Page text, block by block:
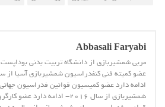
Abbasali Faryabi
مربی شمشیربازی از دانشگاه تربیت بدنی
ادامه دارد عضو کمیسیون قوانین فدراسیون جهانی
شمشیربازی از سال 2016- ادامه دارد